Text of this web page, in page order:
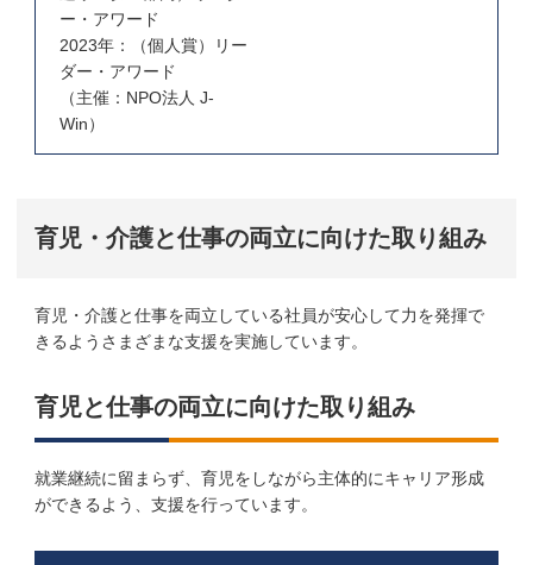
ー・アワード
2023年：（個人賞）リー
ダー・アワード
（主催：NPO法人 J-
Win）
育児・介護と仕事の両立に向けた取り組み
育児・介護と仕事を両立している社員が安心して力を発揮で
きるようさまざまな支援を実施しています。
育児と仕事の両立に向けた取り組み
就業継続に留まらず、育児をしながら主体的にキャリア形成
ができるよう、支援を行っています。